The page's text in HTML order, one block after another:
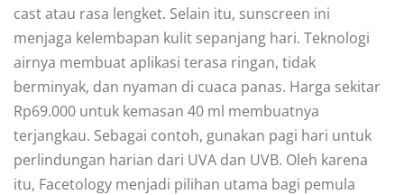
cast atau rasa lengket. Selain itu, sunscreen ini
menjaga kelembapan kulit sepanjang hari. Teknologi
airnya membuat aplikasi terasa ringan, tidak
berminyak, dan nyaman di cuaca panas. Harga sekitar
Rp69.000 untuk kemasan 40 ml membuatnya
terjangkau. Sebagai contoh, gunakan pagi hari untuk
perlindungan harian dari UVA dan UVB. Oleh karena
itu, Facetology menjadi pilihan utama bagi pemula